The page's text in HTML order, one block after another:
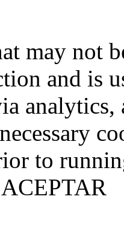
may not
and is
analytics,
to